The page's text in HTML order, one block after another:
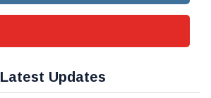
Latest Updates